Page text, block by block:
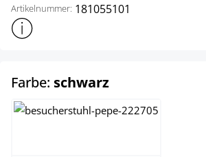
Artikelnummer: 181055101
Weitere Produktinformationen anzeigen
Farbe: schwarzauswählen